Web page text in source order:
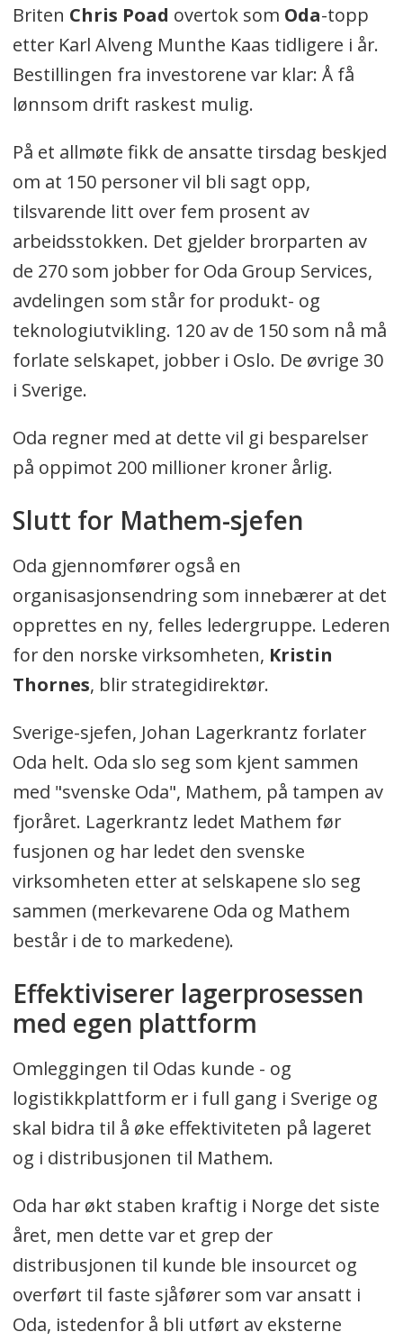
Briten Chris Poad overtok som Oda-topp
etter Karl Alveng Munthe Kaas tidligere i år.
Bestillingen fra investorene var klar: Å få
lønnsom drift raskest mulig.
På et allmøte fikk de ansatte tirsdag beskjed
om at 150 personer vil bli sagt opp,
tilsvarende litt over fem prosent av
arbeidsstokken. Det gjelder brorparten av
de 270 som jobber for Oda Group Services,
avdelingen som står for produkt- og
teknologiutvikling. 120 av de 150 som nå må
forlate selskapet, jobber i Oslo. De øvrige 30
i Sverige.
Oda regner med at dette vil gi besparelser
på oppimot 200 millioner kroner årlig.
Slutt for Mathem-sjefen
Oda gjennomfører også en
organisasjonsendring som innebærer at det
opprettes en ny, felles ledergruppe. Lederen
for den norske virksomheten, Kristin
Thornes, blir strategidirektør.
Sverige-sjefen, Johan Lagerkrantz forlater
Oda helt. Oda slo seg som kjent sammen
med "svenske Oda", Mathem, på tampen av
fjoråret. Lagerkrantz ledet Mathem før
fusjonen og har ledet den svenske
virksomheten etter at selskapene slo seg
sammen (merkevarene Oda og Mathem
består i de to markedene).
Effektiviserer lagerprosessen
med egen plattform
Omleggingen til Odas kunde - og
logistikkplattform er i full gang i Sverige og
skal bidra til å øke effektiviteten på lageret
og i distribusjonen til Mathem.
Oda har økt staben kraftig i Norge det siste
året, men dette var et grep der
distribusjonen til kunde ble insourcet og
overført til faste sjåfører som var ansatt i
Oda, istedenfor å bli utført av eksterne